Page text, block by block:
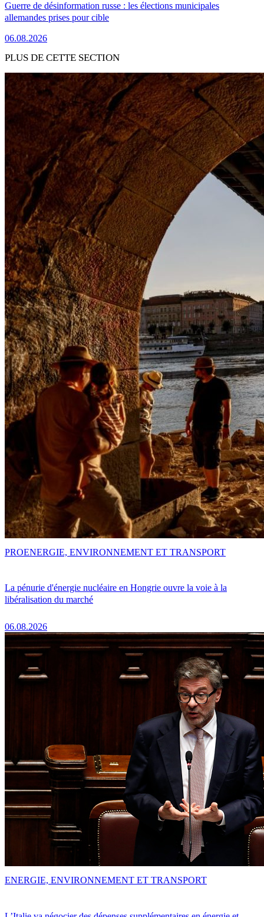
Guerre de désinformation russe : les élections municipales
allemandes prises pour cible
06.08.2026
PLUS DE CETTE SECTION
La pénurie d'énergie nucléaire en Hongrie ouvre la voie à la
libéralisation du marché
06.08.2026
PROENERGIE, ENVIRONNEMENT ET TRANSPORT
ENERGIE, ENVIRONNEMENT ET TRANSPORT